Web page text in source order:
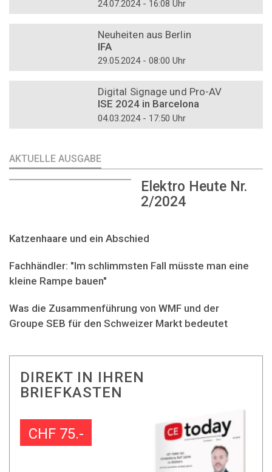
24.07.2024 - 16:08 Uhr
Neuheiten aus Berlin
IFA
29.05.2024 - 08:00 Uhr
Digital Signage und Pro-AV
ISE 2024 in Barcelona
04.03.2024 - 17:50 Uhr
AKTUELLE AUSGABE
Elektro Heute Nr.
2/2024
Katzenhaare und ein Abschied
Fachhändler: "Im schlimmsten Fall müsste man eine
kleine Rampe bauen"
Was die Zusammenführung von WMF und der
Groupe SEB für den Schweizer Markt bedeutet
DIREKT IN IHREN
BRIEFKASTEN
CHF 75.-